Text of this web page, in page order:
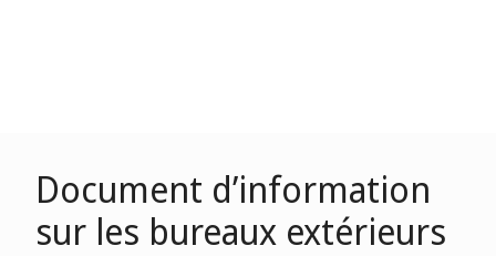
Document d’information
sur les bureaux extérieurs